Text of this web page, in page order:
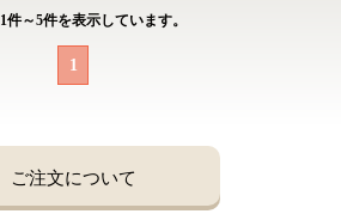
1件～5件を表示しています。
1
ご注文について